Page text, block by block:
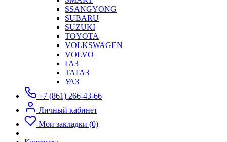
SSANGYONG
SUBARU
SUZUKI
TOYOTA
VOLKSWAGEN
VOLVO
ГАЗ
ТАГАЗ
УАЗ
+7 (861) 266-43-66
Личный кабинет
Мои закладки (0)